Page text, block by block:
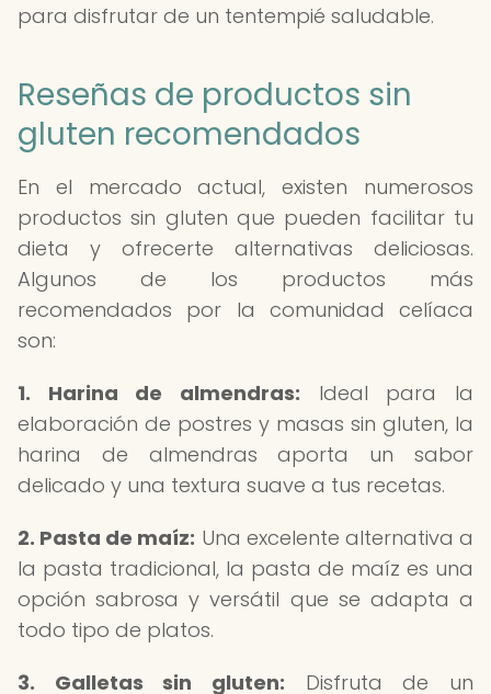
para disfrutar de un tentempié saludable.
Reseñas de productos sin
gluten recomendados
En el mercado actual, existen numerosos
productos sin gluten que pueden facilitar tu
dieta y ofrecerte alternativas deliciosas.
Algunos de los productos más
recomendados por la comunidad celíaca
son:
1. Harina de almendras: Ideal para la
elaboración de postres y masas sin gluten, la
harina de almendras aporta un sabor
delicado y una textura suave a tus recetas.
2. Pasta de maíz: Una excelente alternativa a
la pasta tradicional, la pasta de maíz es una
opción sabrosa y versátil que se adapta a
todo tipo de platos.
3. Galletas sin gluten: Disfruta de un